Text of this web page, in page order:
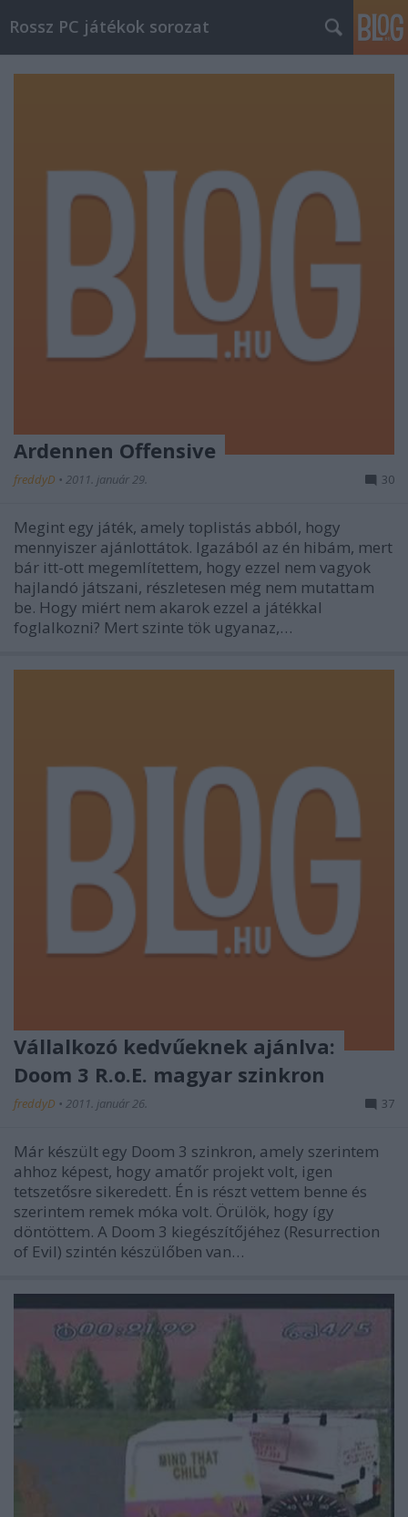
Rossz PC játékok sorozat
Ardennen Offensive
freddyD • 2011. január 29. 30
Megint egy játék, amely toplistás abból, hogy
mennyiszer ajánlottátok. Igazából az én hibám, mert
bár itt-ott megemlítettem, hogy ezzel nem vagyok
hajlandó játszani, részletesen még nem mutattam
be. Hogy miért nem akarok ezzel a játékkal
foglalkozni? Mert szinte tök ugyanaz,…
Vállalkozó kedvűeknek ajánlva:
Doom 3 R.o.E. magyar szinkron
freddyD • 2011. január 26. 37
Már készült egy Doom 3 szinkron, amely szerintem
ahhoz képest, hogy amatőr projekt volt, igen
tetszetősre sikeredett. Én is részt vettem benne és
szerintem remek móka volt. Örülök, hogy így
döntöttem. A Doom 3 kiegészítőjéhez (Resurrection
of Evil) szintén készülőben van…